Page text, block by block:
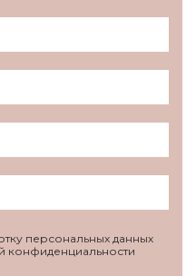
персональных данных
конфиденциальности